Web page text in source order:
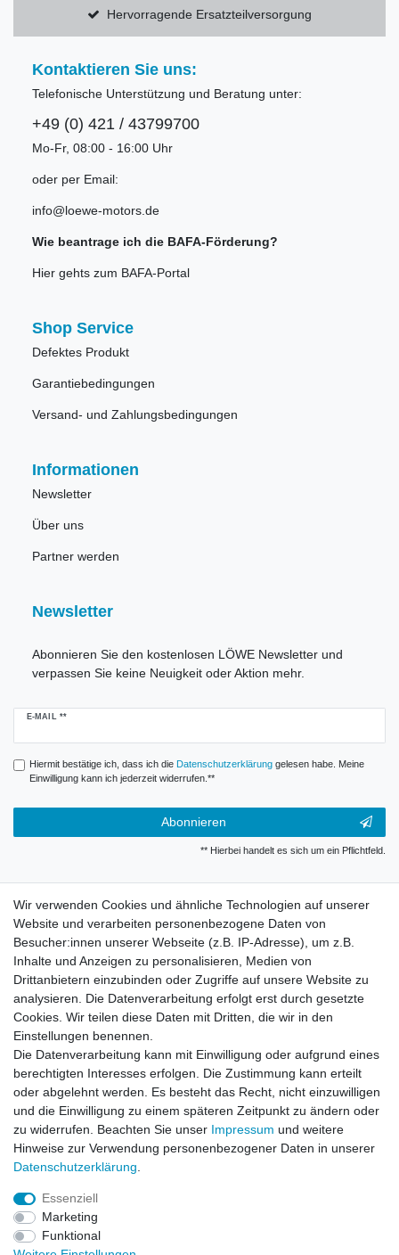
Hervorragende Ersatzteilversorgung
Kontaktieren Sie uns:
Telefonische Unterstützung und Beratung unter:
+49 (0) 421 / 43799700
Mo-Fr, 08:00 - 16:00 Uhr
oder per Email:
info@loewe-motors.de
Wie beantrage ich die BAFA-Förderung?
Hier gehts zum BAFA-Portal
Shop Service
Defektes Produkt
Garantiebedingungen
Versand- und Zahlungsbedingungen
Informationen
Newsletter
Über uns
Partner werden
Newsletter
Abonnieren Sie den kostenlosen LÖWE Newsletter und
verpassen Sie keine Neuigkeit oder Aktion mehr.
E-MAIL **
Newsletter
Hiermit bestätige ich, dass ich die Daten­schutz­erklärunggelesen habe. Meine
Einwilligung kann ich jederzeit widerrufen.**
Abonnieren
** Hierbei handelt es sich um ein Pflichtfeld.
Impressum
Datenschutzerklärung
Kontakt
Alle auf dieser Webseite dargestellten Produkte und
Produktinformationen dienen ausschließlich der
allgemeinen Information. Es wird darauf hingewiesen, dass
Abweichungen zwischen den auf der Webseite
dargestellten Produkten und den tatsächlich gelieferten
Modellen möglich sind.
Die auf der Webseite gezeigten Abbildungen,
Wir verwenden Cookies und ähnliche Technologien auf unserer
Website und verarbeiten personenbezogene Daten von
Besucher:innen unserer Webseite (z.B. IP-Adresse), um z.B.
Inhalte und Anzeigen zu personalisieren, Medien von
Drittanbietern einzubinden oder Zugriffe auf unsere Website zu
analysieren. Die Datenverarbeitung erfolgt erst durch gesetzte
Cookies. Wir teilen diese Daten mit Dritten, die wir in den
Einstellungen benennen.
Die Datenverarbeitung kann mit Einwilligung oder aufgrund eines
berechtigten Interesses erfolgen. Die Zustimmung kann erteilt
oder abgelehnt werden. Es besteht das Recht, nicht einzuwilligen
und die Einwilligung zu einem späteren Zeitpunkt zu ändern oder
zu widerrufen. Beachten Sie unser Impressum und weitere
Hinweise zur Verwendung personenbezogener Daten in unserer
Daten­schutz­erklärung
Essenziell
Marketing
Funktional